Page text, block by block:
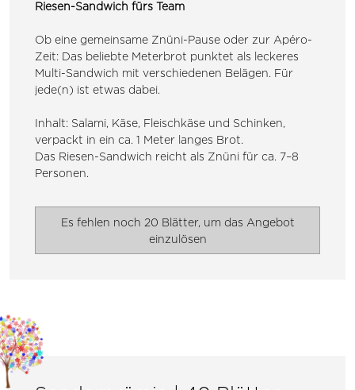
Riesen-Sandwich fürs Team
Ob eine gemeinsame Znüni-Pause oder zur Apéro-
Zeit: Das beliebte Meterbrot punktet als leckeres
Multi-Sandwich mit verschiedenen Belägen. Für
jede(n) ist etwas dabei.
Inhalt: Salami, Käse, Fleischkäse und Schinken,
verpackt in ein ca. 1 Meter langes Brot.
Das Riesen-Sandwich reicht als Znüni für ca. 7–8
Personen.
Es fehlen noch 20 Blätter, um das Angebot
einzulösen